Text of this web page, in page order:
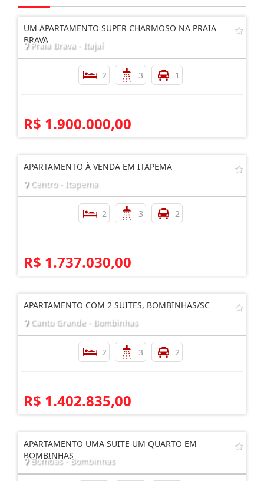
UM APARTAMENTO SUPER CHARMOSO NA PRAIA
BRAVA
Praia Brava - Itajaí
2 3 1
R$ 1.900.000,00
APARTAMENTO À VENDA EM ITAPEMA
Centro - Itapema
2 3 2
R$ 1.737.030,00
APARTAMENTO COM 2 SUITES, BOMBINHAS/SC
Canto Grande - Bombinhas
2 3 2
R$ 1.402.835,00
APARTAMENTO UMA SUITE UM QUARTO EM
BOMBINHAS
Bombas - Bombinhas